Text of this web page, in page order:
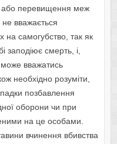
або перевищення меж
не вважається
на самогубство, так як
заподіює смерть, і,
може вважатись
необхідно розуміти,
позбавлення
оборони чи при
на це особами.
вчинення вбивства